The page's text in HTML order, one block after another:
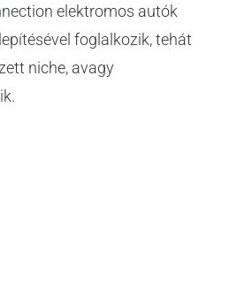
elektromos autók
foglalkozik, tehát
niche, avagy